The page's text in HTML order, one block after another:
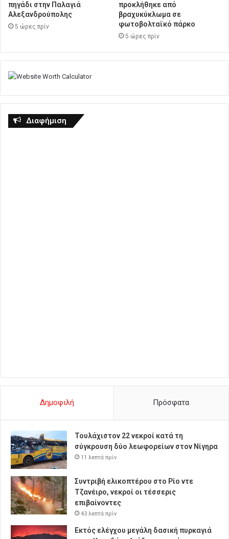
πηγάδι στην Παλαγιά
Αλεξανδρούπολης
5 ώρες πρίν
προκλήθηκε από
βραχυκύκλωμα σε
φωτοβολταϊκό πάρκο
5 ώρες πρίν
Διαφήμιση
Δημοφιλή Πρόσφατα
Τουλάχιστον 22 νεκροί κατά τη
σύγκρουση δύο λεωφορείων στον Νίγηρα
11 λεπτά πρίν
Συντριβή ελικοπτέρου στο Ρίο ντε
Τζανέιρο, νεκροί οι τέσσερις
επιβαίνοντες
43 λεπτά πρίν
Εκτός ελέγχου μεγάλη δασική πυρκαγιά